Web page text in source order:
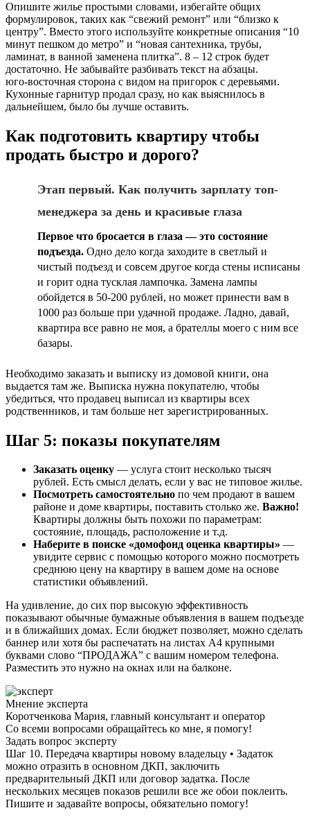
Опишите жилье простыми словами, избегайте общих
формулировок, таких как “свежий ремонт” или “близко к
центру”. Вместо этого используйте конкретные описания “10
минут пешком до метро” и “новая сантехника, трубы,
ламинат, в ванной заменена плитка”. 8 – 12 строк будет
достаточно. Не забывайте разбивать текст на абзацы.
юго-восточная сторона с видом на пригорок с деревьями.
Кухонные гарнитур продал сразу, но как выяснилось в
дальнейшем, было бы лучше оставить.
Как подготовить квартиру чтобы
продать быстро и дорого?
Этап первый. Как получить зарплату топ-
менеджера за день и красивые глаза
Первое что бросается в глаза — это состояние
подъезда. Одно дело когда заходите в светлый и
чистый подъезд и совсем другое когда стены исписаны
и горит одна тусклая лампочка. Замена лампы
обойдется в 50-200 рублей, но может принести вам в
1000 раз больше при удачной продаже. Ладно, давай,
квартира все равно не моя, а брателлы моего с ним все
базары.
Необходимо заказать и выписку из домовой книги, она
выдается там же. Выписка нужна покупателю, чтобы
убедиться, что продавец выписал из квартиры всех
родственников, и там больше нет зарегистрированных.
Шаг 5: показы покупателям
Заказать оценку — услуга стоит несколько тысяч
рублей. Есть смысл делать, если у вас не типовое жилье.
Посмотреть самостоятельно по чем продают в вашем
районе и доме квартиры, поставить столько же. Важно!
Квартиры должны быть похожи по параметрам:
состояние, площадь, расположение и т.д.
Наберите в поиске «домофонд оценка квартиры» —
увидите сервис с помощью которого можно посмотреть
среднюю цену на квартиру в вашем доме на основе
статистики объявлений.
На удивление, до сих пор высокую эффективность
показывают обычные бумажные объявления в вашем подъезде
и в ближайших домах. Если бюджет позволяет, можно сделать
баннер или хотя бы распечатать на листах А4 крупными
буквами слово “ПРОДАЖА” с вашим номером телефона.
Разместить это нужно на окнах или на балконе.
Мнение эксперта
Коротченкова Мария, главный консультант и оператор
Со всеми вопросами обращайтесь ко мне, я помогу!
Задать вопрос эксперту
Шаг 10. Передача квартиры новому владельцу • Задаток
можно отразить в основном ДКП, заключить
предварительный ДКП или договор задатка. После
нескольких месяцев показов решили все же обои поклеить.
Пишите и задавайте вопросы, обязательно помогу!